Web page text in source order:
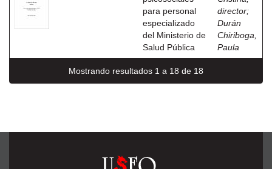
para personal
especializado
del Ministerio de
Salud Pública
director;
Durán
Chiriboga,
Paula
Mostrando resultados 1 a 18 de 18